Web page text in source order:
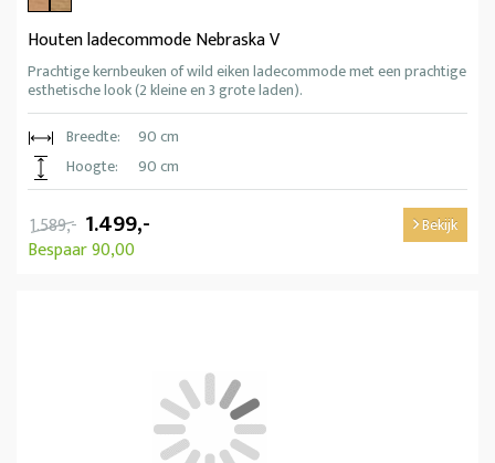
Houten ladecommode Nebraska V
Prachtige kernbeuken of wild eiken ladecommode met een prachtige
esthetische look (2 kleine en 3 grote laden).
Breedte:
90 cm
Hoogte:
90 cm
1.589,- 1.499,-
Bespaar 90,00
Bekijk